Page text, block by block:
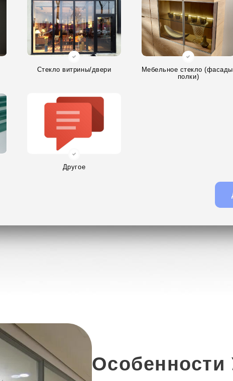
Стекло витрины/двери
Мебельное стекло
полки)
Другое